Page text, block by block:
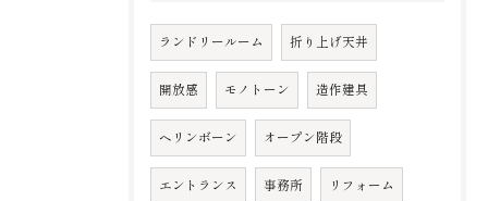
ランドリールーム 折り上げ天井
開放感 モノトーン 造作建具
ヘリンボーン オープン階段
エントランス 事務所 リフォーム